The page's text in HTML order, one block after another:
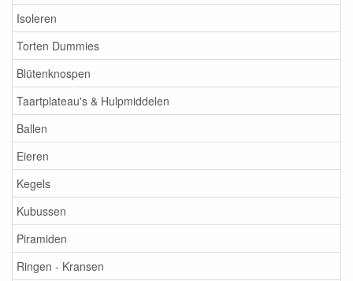
Isoleren
Torten Dummies
Blütenknospen
Taartplateau's & Hulpmiddelen
Ballen
Eieren
Kegels
Kubussen
Piramiden
Ringen - Kransen